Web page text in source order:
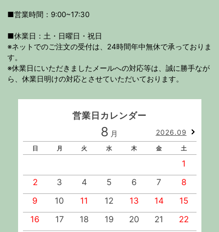
■営業時間：9:00~17:30
■休業日：土・日曜日・祝日
※ネットでのご注文の受付は、24時間年中無休で承っておりま
す。
※休業日にいただきましたメールへの対応等は、誠に勝手なが
ら、休業日明けの対応とさせていただいております。
営業日カレンダー
8 月 2026.09
日 月 火 水 木 金 土
1
2
3 4 5 6 7
8
9
10 11 12 13 14
15
16
17 18 19 20 21
22